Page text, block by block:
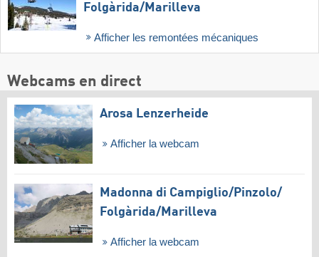
Folgàrida/​Marilleva
Afficher les remontées mécaniques
Webcams en direct
Arosa Lenzerheide
Afficher la webcam
Madonna di Campiglio/​Pinzolo/​
Folgàrida/​Marilleva
Afficher la webcam